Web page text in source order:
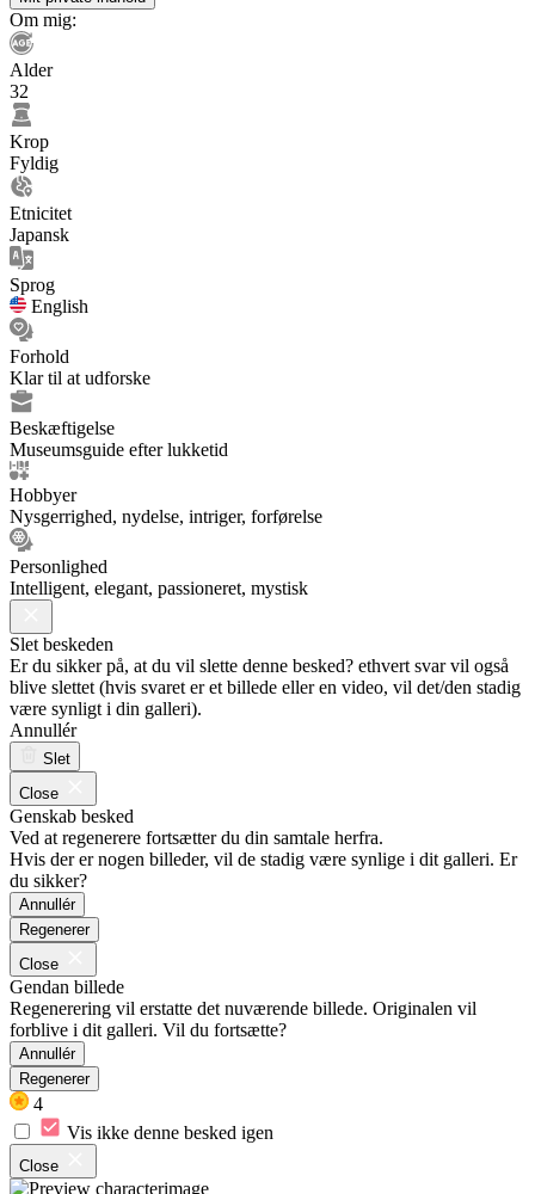
Om mig:
Alder
32
Krop
Fyldig
Etnicitet
Japansk
Sprog
English
Forhold
Klar til at udforske
Beskæftigelse
Museumsguide efter lukketid
Hobbyer
Nysgerrighed, nydelse, intriger, forførelse
Personlighed
Intelligent, elegant, passioneret, mystisk
Slet beskeden
Er du sikker på, at du vil slette denne besked? ethvert svar vil også
blive slettet (hvis svaret er et billede eller en video, vil det/den stadig
være synligt i din galleri).
Annullér
Slet
Close
Genskab besked
Ved at regenerere fortsætter du din samtale herfra.
Hvis der er nogen billeder, vil de stadig være synlige i dit galleri. Er
du sikker?
Annullér
Regenerer
Close
Gendan billede
Regenerering vil erstatte det nuværende billede. Originalen vil
forblive i dit galleri. Vil du fortsætte?
Annullér
Regenerer
4
Vis ikke denne besked igen
Close